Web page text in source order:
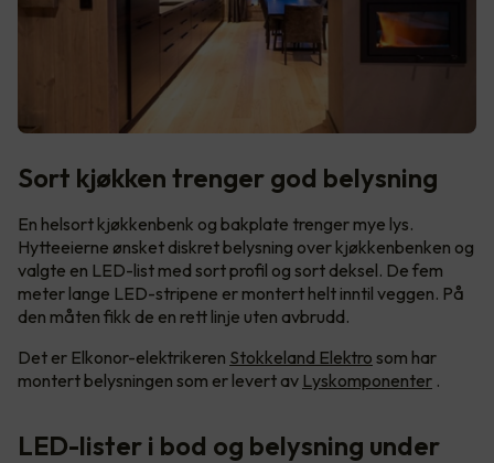
Sort kjøkken trenger god belysning
En helsort kjøkkenbenk og bakplate trenger mye lys.
Hytteeierne ønsket diskret belysning over kjøkkenbenken og
valgte en LED-list med sort profil og sort deksel. De fem
meter lange LED-stripene er montert helt inntil veggen. På
den måten fikk de en rett linje uten avbrudd.
Det er Elkonor-elektrikeren Stokkeland Elektro som har
montert belysningen som er levert av Lyskomponenter .
LED-lister i bod og belysning under